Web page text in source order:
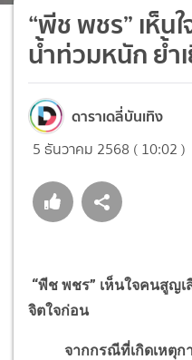
“พีช พชร” เห็
น้ำท่วมหนัก ย้ำ
ดาราเดลี่บันเทิง
5 ธันวาคม 2568 ( 10:02 )
“พีช พชร” เห็นใจคนสูญเ
จิตใจก่อน
จากกรณีที่เกิดเหตุกา